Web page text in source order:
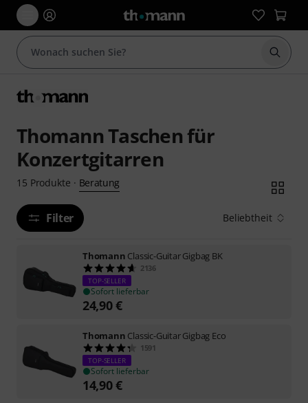
Suche
Thomann Taschen für
Konzertgitarren
15 Produkte · Beratung
Filter Beliebtheit
Thomann Classic-Guitar Gigbag BK
2136
TOP-SELLER
Sofort lieferbar
24,90€
Thomann Classic-Guitar Gigbag Eco
1591
TOP-SELLER
Sofort lieferbar
14,90€